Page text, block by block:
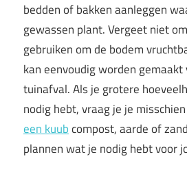
bedden of bakken aanleggen
gewassen plant. Vergeet niet
gebruiken om de bodem
kan eenvoudig worden gemaakt
tuinafval. Als je grotere
nodig hebt, vraag je je
een kuubcompost, aarde of
plannen wat je nodig hebt voor